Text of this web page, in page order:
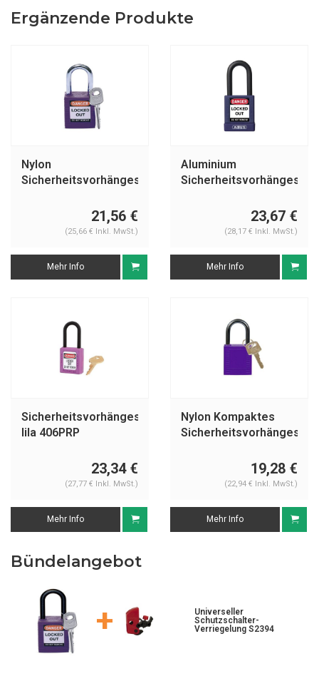
Ergänzende Produkte
Nylon
Sicherheitsvorhängeschloss
21,56 €
(25,66 € Inkl. MwSt.)
Mehr Info
Aluminium
23,67 €
(28,17 € Inkl. MwSt.)
Mehr Info
Sicherheitsvorhängeschloss
lila 406PRP
23,34 €
(27,77 € Inkl. MwSt.)
Mehr Info
Nylon Kompaktes
19,28 €
(22,94 € Inkl. MwSt.)
Mehr Info
Bündelangebot
+
Universeller
Schutzschalter-
Verriegelung S2394